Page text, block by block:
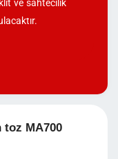
ve sahtecilik
toz MA700